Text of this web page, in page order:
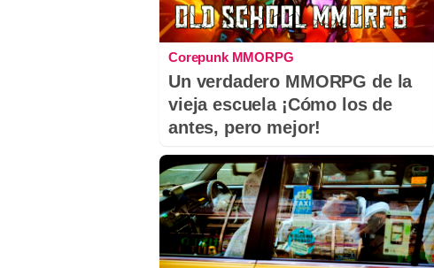
Corepunk MMORPG
Un verdadero MMORPG de la
vieja escuela ¡Cómo los de
antes, pero mejor!